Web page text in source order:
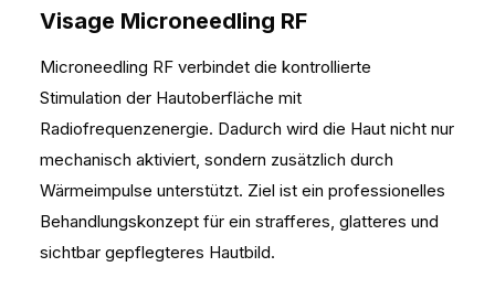
Visage Microneedling RF
Microneedling RF verbindet die kontrollierte
Stimulation der Hautoberfläche mit
Radiofrequenzenergie. Dadurch wird die Haut nicht nur
mechanisch aktiviert, sondern zusätzlich durch
Wärmeimpulse unterstützt. Ziel ist ein professionelles
Behandlungskonzept für ein strafferes, glatteres und
sichtbar gepflegteres Hautbild.